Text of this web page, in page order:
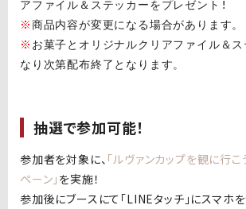
※
※ お菓子とオリジナルクリアファイル＆ス
なり次第配布終了となります。
抽選で参加可能！
参加者を対象に、 「ルヴァンカップを観に行
ペーン」 を実施！
参加後にブースにて「LINEタッチ」にスマホ